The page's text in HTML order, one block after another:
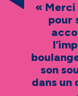
« Merci
pour
son
dans